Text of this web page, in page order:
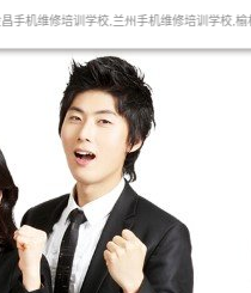
维修培训学校,榆林手机维修培